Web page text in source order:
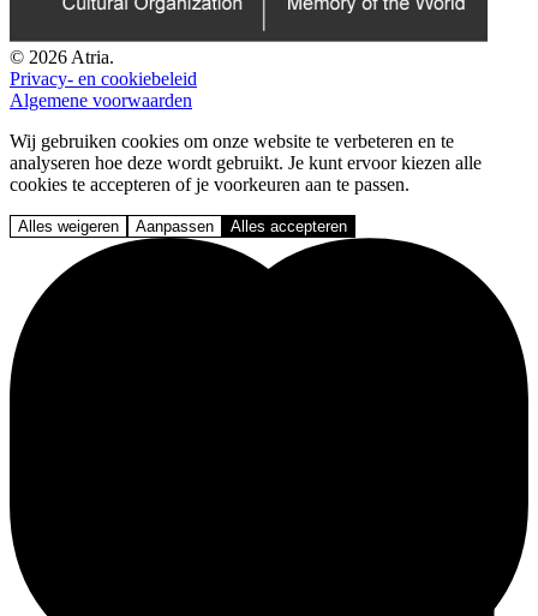
© 2026 Atria.
Privacy- en cookiebeleid
Algemene voorwaarden
Wij gebruiken cookies om onze website te verbeteren en te
analyseren hoe deze wordt gebruikt. Je kunt ervoor kiezen alle
cookies te accepteren of je voorkeuren aan te passen.
Alles weigeren Aanpassen Alles accepteren